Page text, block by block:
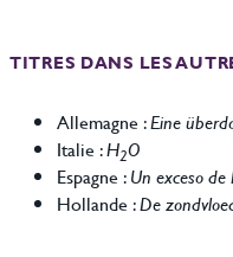
TITRES DANS LES
Allemagne :Eine
Italie :H2O
Espagne :Un exceso de
Hollande :De